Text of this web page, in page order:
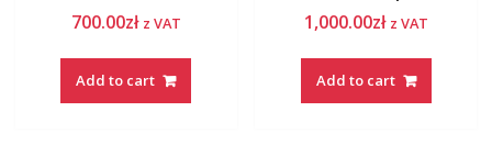
700.00zł z VAT
Add to cart
1,000.00zł z VAT
Add to cart